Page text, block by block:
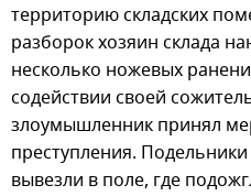
территорию складских
разборок хозяин склада
несколько ножевых
содействии своей
злоумышленник принял
преступления.
вывезли в поле, где